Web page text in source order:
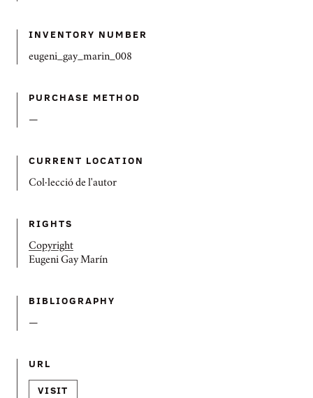
INVENTORY NUMBER
eugeni_gay_marin_008
PURCHASE METHOD
—
CURRENT LOCATION
Col·lecció de l'autor
RIGHTS
Copyright
Eugeni Gay Marín
BIBLIOGRAPHY
—
URL
VISIT